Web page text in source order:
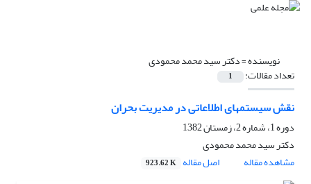
نویسنده =دکتر سید محمد محمودی
تعداد مقالات: 1
نقش سیستمهای اطلاعاتی در مدیریت بحران
دوره 1، شماره 2، زمستان 1382
دکتر سید محمد محمودی
مشاهده مقاله
اصل مقاله 923.62 K